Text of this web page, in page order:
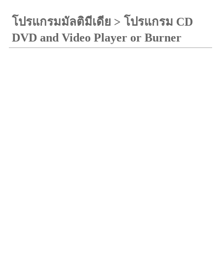
โปรแกรมมัลติมีเดีย > โปรแกรม CD
DVD and Video Player or Burner